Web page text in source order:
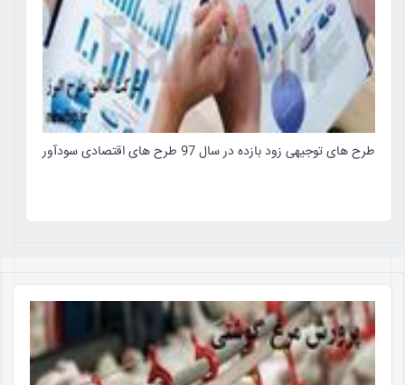
طرح های توجیهی زود بازده در سال 97 طرح های اقتصادی سودآور